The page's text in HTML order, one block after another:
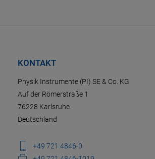
KONTAKT
Physik Instrumente (PI) SE & Co. KG
Auf der Römerstraße 1
76228 Karlsruhe
Deutschland
+49 721 4846-0